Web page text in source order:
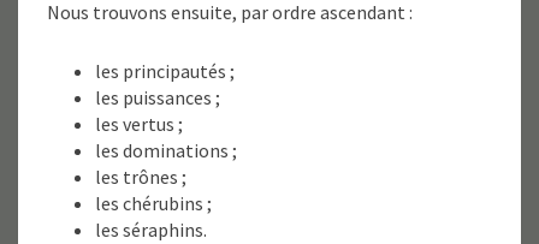
Nous trouvons ensuite, par ordre ascendant :
les principautés ;
les puissances ;
les vertus ;
les dominations ;
les trônes ;
les chérubins ;
les séraphins.